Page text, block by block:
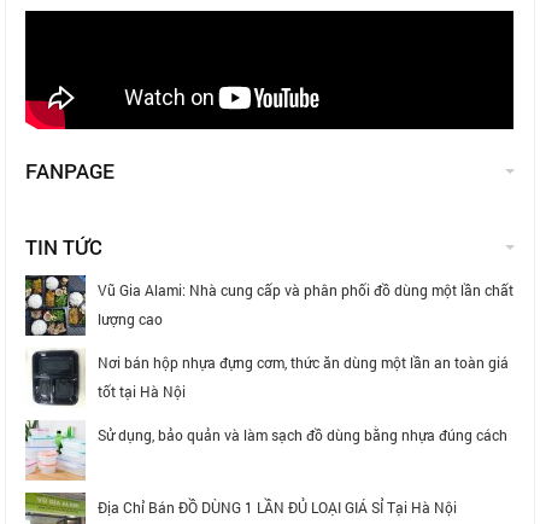
FANPAGE
TIN TỨC
Vũ Gia Alami: Nhà cung cấp và phân phối đồ dùng một lần chất
lượng cao
Nơi bán hộp nhựa đựng cơm, thức ăn dùng một lần an toàn giá
tốt tại Hà Nội
Sử dụng, bảo quản và làm sạch đồ dùng bằng nhựa đúng cách
Địa Chỉ Bán ĐỒ DÙNG 1 LẦN ĐỦ LOẠI GIÁ SỈ Tại Hà Nội